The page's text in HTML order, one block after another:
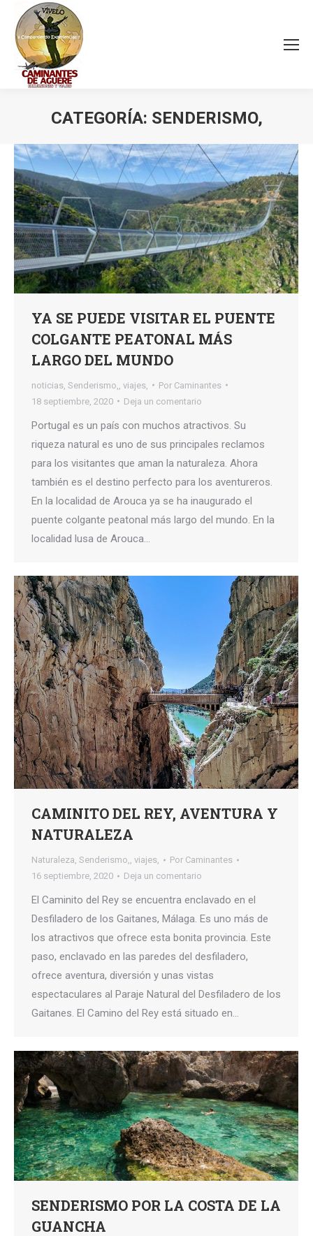
CATEGORÍA: SENDERISMO,
YA SE PUEDE VISITAR EL PUENTE
COLGANTE PEATONAL MÁS
LARGO DEL MUNDO
noticias Senderismo, viajes, Por Caminantes
18 septiembre, 2020
Deja un comentario
Portugal es un país con muchos atractivos. Su
riqueza natural es uno de sus principales reclamos
para los visitantes que aman la naturaleza. Ahora
también es el destino perfecto para los aventureros.
En la localidad de Arouca ya se ha inaugurado el
puente colgante peatonal más largo del mundo. En la
localidad lusa de Arouca…
CAMINITO DEL REY, AVENTURA Y
NATURALEZA
Naturaleza, Senderismo,, viajes, Por Caminantes
16 septiembre, 2020
Deja un comentario
El Caminito del Rey se encuentra enclavado en el
Desfiladero de los Gaitanes, Málaga. Es uno más de
los atractivos que ofrece esta bonita provincia. Este
paso, enclavado en las paredes del desfiladero,
ofrece aventura, diversión y unas vistas
espectaculares al Paraje Natural del Desfiladero de los
Gaitanes. El Camino del Rey está situado en…
SENDERISMO POR LA COSTA DE LA
GUANCHA